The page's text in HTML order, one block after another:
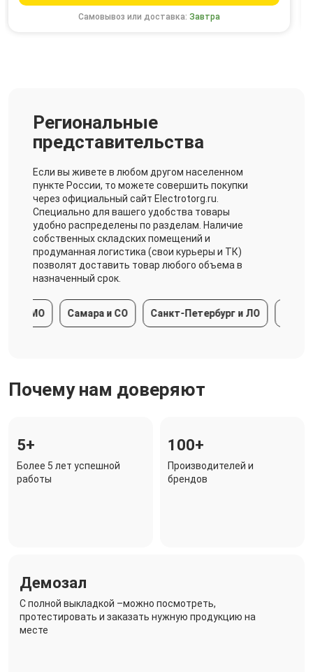
Самовывоз или доставка:Завтра
Региональные
представительства
Если вы живете в любом другом населенном
пункте России, то можете совершить покупки
через официальный сайт Electrotorg.ru.
Специально для вашего удобства товары
удобно распределены по разделам. Наличие
собственных складских помещений и
продуманная логистика (свои курьеры и ТК)
позволят доставить товар любого объема в
назначенный срок.
Самара и СО Санкт-Петербург и ЛО
Почему нам доверяют
5+
Более 5 лет успешной
работы
100+
Производителей и
брендов
Демозал
C полной выкладкой –можно посмотреть,
протестировать и заказать нужную продукцию на
месте